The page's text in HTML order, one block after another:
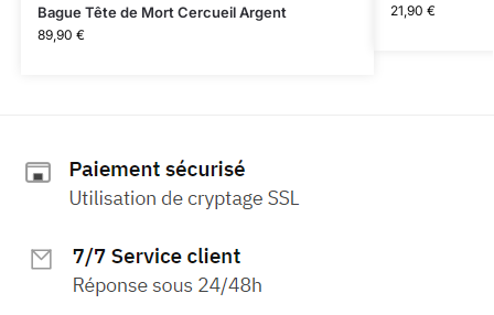
Bague Tête de Mort Cercueil Argent
89,90 €
21,90 €